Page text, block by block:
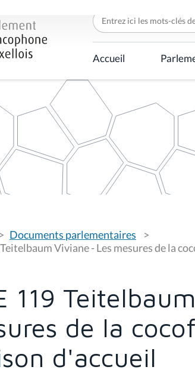
C
h
e
r
c
h
r
p
Accueil
Documents parlementaires
Viviane - Les mesures de la
119
de la
d'accueil